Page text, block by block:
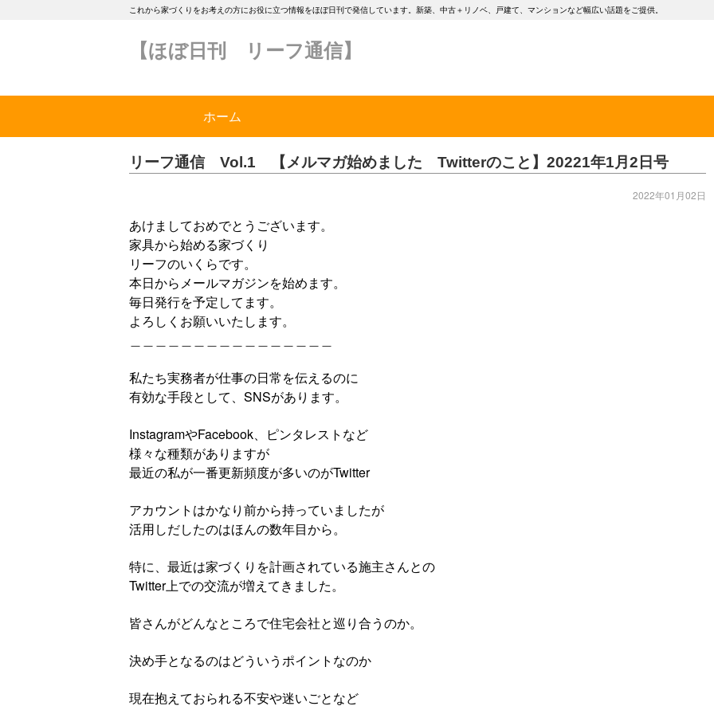
これから家づくりをお考えの方にお役に立つ情報をほぼ日刊で発信しています。新築、中古＋リノベ、戸建て、マンションなど幅広い話題をご提供。
【ほぼ日刊 リーフ通信】
ホーム
リーフ通信 Vol.1 【メルマガ始めました Twitterのこと】20221年1月2日号
2022年01月02日
あけましておめでとうございます。
家具から始める家づくり
リーフのいくらです。
本日からメールマガジンを始めます。
毎日発行を予定してます。
よろしくお願いいたします。
私たち実務者が仕事の日常を伝えるのに
有効な手段として、SNSがあります。
InstagramやFacebook、ピンタレストなど
様々な種類がありますが
最近の私が一番更新頻度が多いのがTwitter
アカウントはかなり前から持っていましたが
活用しだしたのはほんの数年目から。
特に、最近は家づくりを計画されている施主さんとの
Twitter上での交流が増えてきました。
皆さんがどんなところで住宅会社と巡り合うのか。
決め手となるのはどういうポイントなのか
現在抱えておられる不安や迷いごとなど